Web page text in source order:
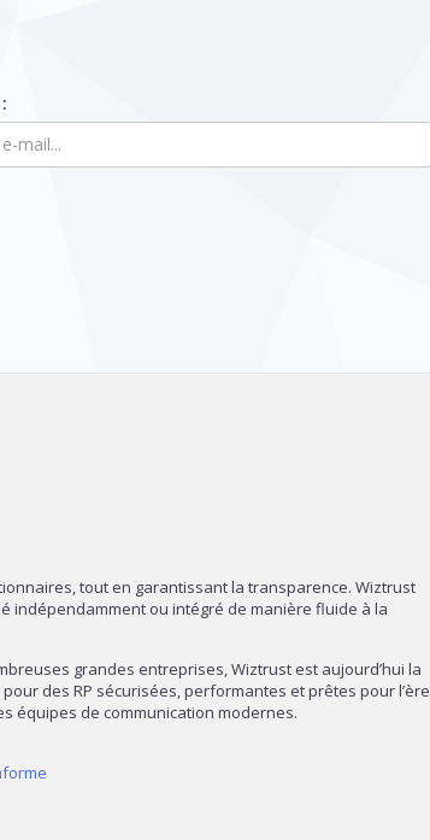
tout en garantissant la transparence. Wiztrust
indépendamment ou intégré de manière fluide à la
grandes entreprises, Wiztrust est aujourd’hui la
des RP sécurisées, performantes et prêtes pour l’ère
équipes de communication modernes.